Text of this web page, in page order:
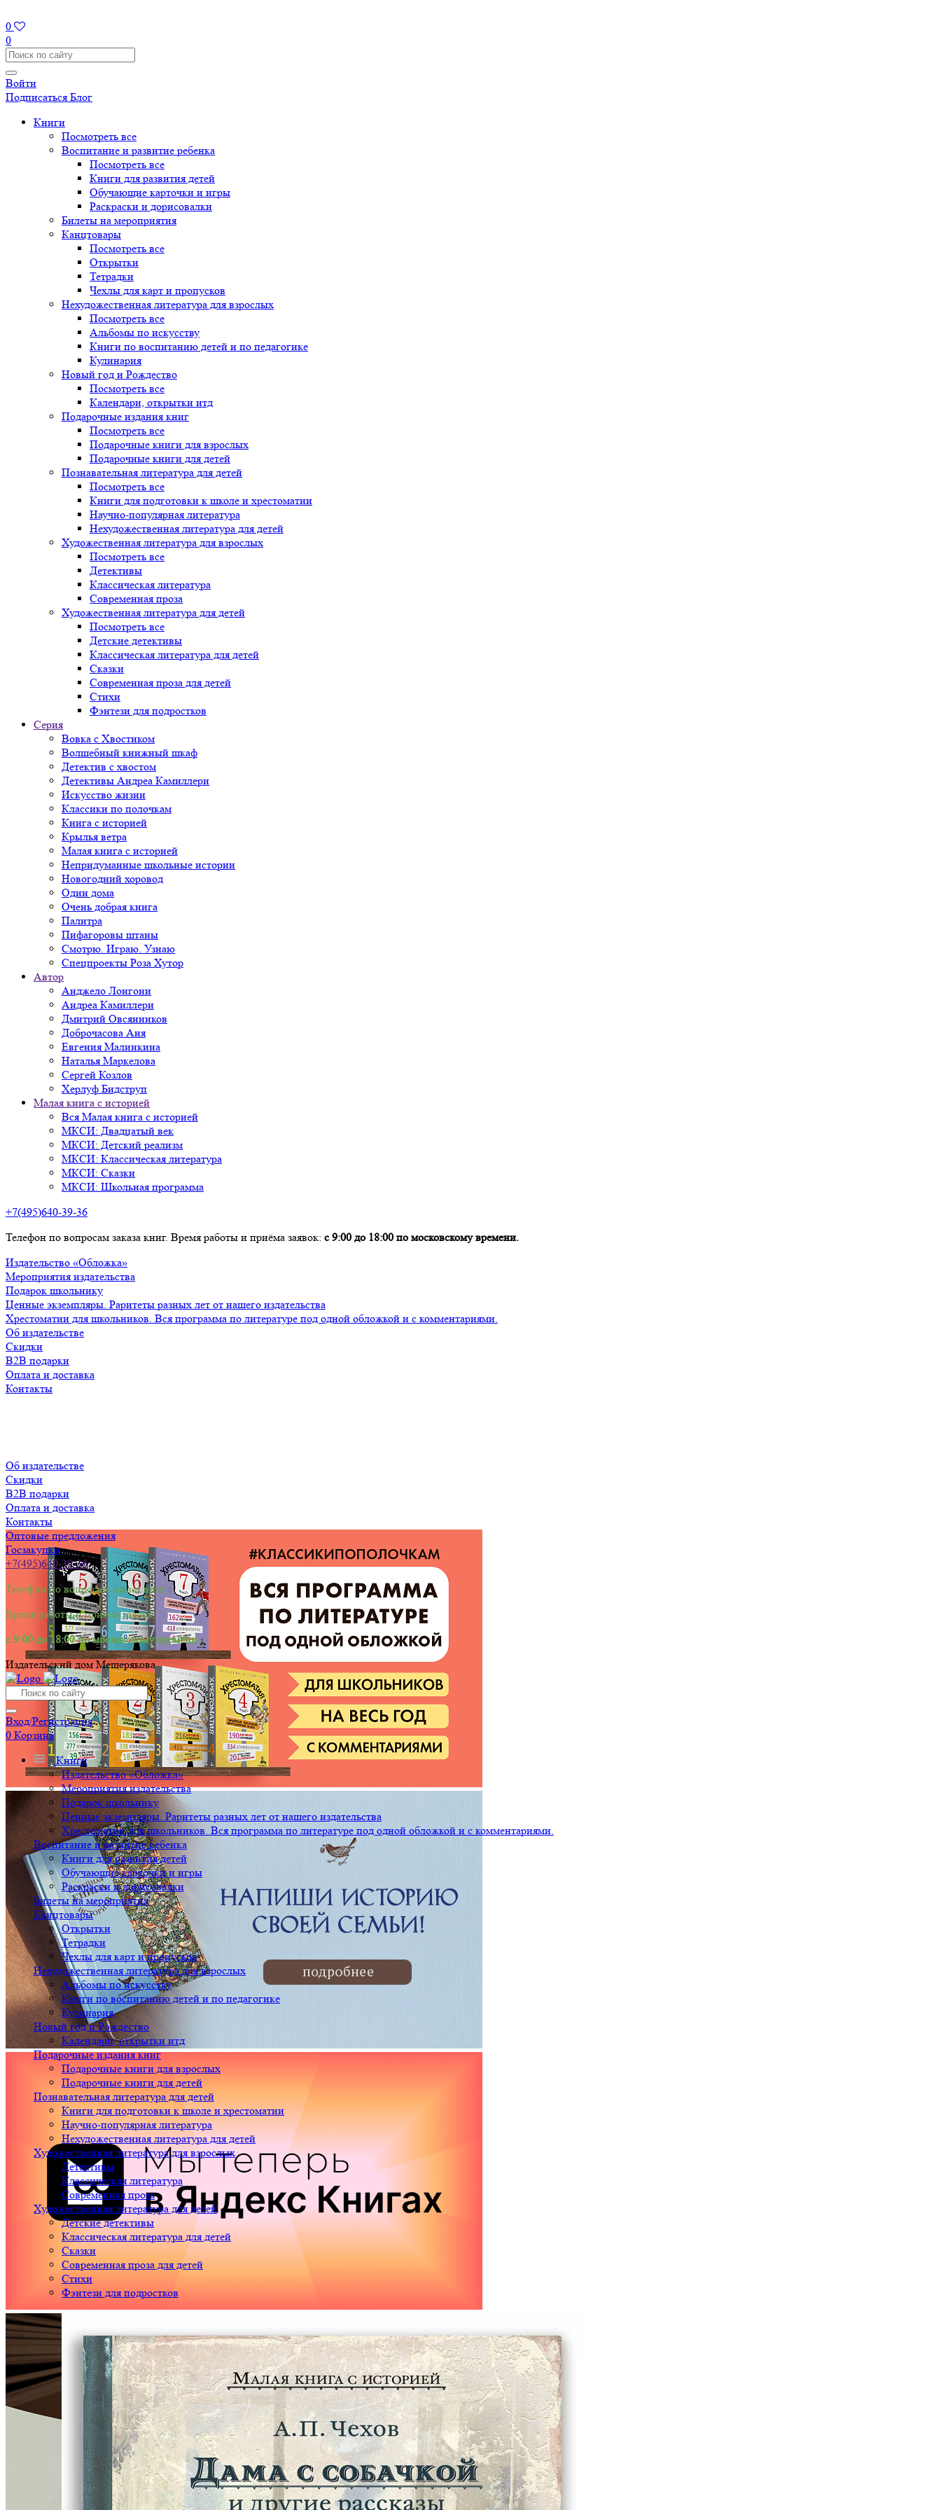
0
0
Войти
Подписаться Блог
Книги
Посмотреть все
Воспитание и развитие ребенка
Посмотреть все
Книги для развития детей
Обучающие карточки и игры
Раскраски и дорисовалки
Билеты на мероприятия
Канцтовары
Посмотреть все
Открытки
Тетрадки
Чехлы для карт и пропусков
Нехудожественная литература для взрослых
Посмотреть все
Альбомы по искусству
Книги по воспитанию детей и по педагогике
Кулинария
Новый год и Рождество
Посмотреть все
Календари, открытки итд
Подарочные издания книг
Посмотреть все
Подарочные книги для взрослых
Подарочные книги для детей
Познавательная литература для детей
Посмотреть все
Книги для подготовки к школе и хрестоматии
Научно-популярная литература
Нехудожественная литература для детей
Художественная литература для взрослых
Посмотреть все
Детективы
Классическая литература
Современная проза
Художественная литература для детей
Посмотреть все
Детские детективы
Классическая литература для детей
Сказки
Современная проза для детей
Стихи
Фэнтези для подростков
Серия
Вовка с Хвостиком
Волшебный книжный шкаф
Детектив с хвостом
Детективы Андреа Камиллери
Искусство жизни
Классики по полочкам
Книга с историей
Крылья ветра
Малая книга с историей
Непридуманные школьные истории
Новогодний хоровод
Один дома
Очень добрая книга
Палитра
Пифагоровы штаны
Смотрю. Играю. Узнаю
Спецпроекты Роза Хутор
Автор
Анджело Лонгони
Андреа Камиллери
Дмитрий Овсянников
Доброчасова Аня
Евгения Малинкина
Наталья Маркелова
Сергей Козлов
Херлуф Бидструп
Малая книга с историей
Вся Малая книга с историей
МКСИ: Двадцатый век
МКСИ: Детский реализм
МКСИ: Классическая литература
МКСИ: Сказки
МКСИ: Школьная программа
+7(495)640-39-36
Телефон по вопросам заказа книг. Время работы и приёма заявок: с 9:00 до 18:00 по московскому времени.
Издательство «Обложка»
Мероприятия издательства
Подарок школьнику
Ценные экземпляры. Раритеты разных лет от нашего издательства
Хрестоматии для школьников. Вся программа по литературе под одной обложкой и с комментариями.
Об издательстве
Скидки
B2B подарки
Оплата и доставка
Контакты
Об издательстве
Скидки
B2B подарки
Оплата и доставка
Контакты
Оптовые предложения
Госзакупки
+7(495)640-39-36
Телефон по вопросам заказа книг.
Время работы и приёма заявок:
с 9:00 до 18:00 по московскому времени.
Издательский дом Мещерякова
Вход/Регистрация
0 Корзина
Книги
Издательство «Обложка»
Мероприятия издательства
Подарок школьнику
Ценные экземпляры. Раритеты разных лет от нашего издательства
Хрестоматии для школьников. Вся программа по литературе под одной обложкой и с комментариями.
Воспитание и развитие ребенка
Книги для развития детей
Обучающие карточки и игры
Раскраски и дорисовалки
Билеты на мероприятия
Канцтовары
Открытки
Тетрадки
Чехлы для карт и пропусков
Нехудожественная литература для взрослых
Альбомы по искусству
Книги по воспитанию детей и по педагогике
Кулинария
Новый год и Рождество
Календари, открытки итд
Подарочные издания книг
Подарочные книги для взрослых
Подарочные книги для детей
Познавательная литература для детей
Книги для подготовки к школе и хрестоматии
Научно-популярная литература
Нехудожественная литература для детей
Художественная литература для взрослых
Детективы
Классическая литература
Современная проза
Художественная литература для детей
Детские детективы
Классическая литература для детей
Сказки
Современная проза для детей
Стихи
Фэнтези для подростков